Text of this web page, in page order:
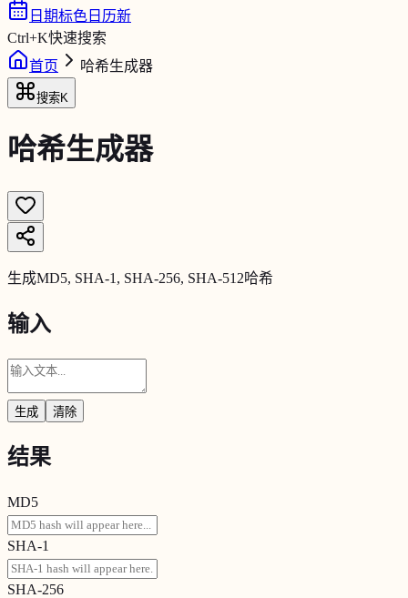
日期标色日历新
Ctrl+K快速搜索
首页
哈希生成器
搜索K
哈希生成器
生成MD5, SHA-1, SHA-256, SHA-512哈希
输入
生成 清除
结果
MD5
SHA-1
SHA-256